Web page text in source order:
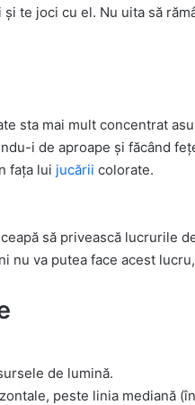
te joci cu el. Nu uita să
sta mai mult concentrat
i de aproape și făcând
fața lui jucării colorate.
să privească lucrurile
nu va putea face acest
de lumină.
peste linia mediană